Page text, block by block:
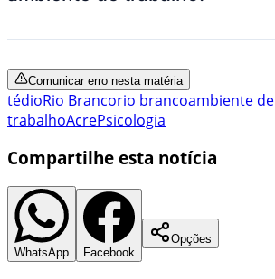
Comunicar erro nesta matéria
tédioRio Brancorio brancoambiente de
trabalhoAcrePsicologia
Compartilhe esta notícia
WhatsApp Facebook
Opções